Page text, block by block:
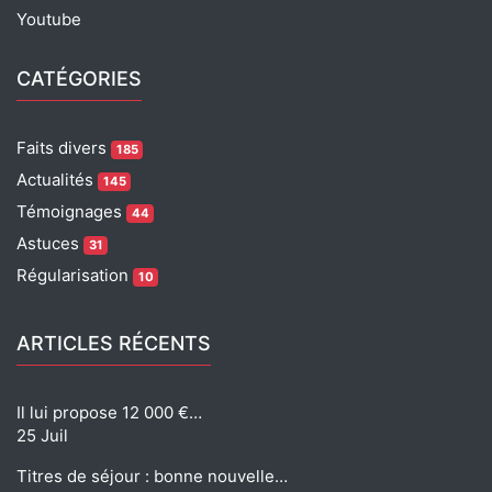
Youtube
CATÉGORIES
Faits divers 185
Actualités 145
Témoignages 44
Astuces 31
Régularisation 10
ARTICLES RÉCENTS
Il lui propose 12 000 €…
25 Juil
Titres de séjour : bonne nouvelle…